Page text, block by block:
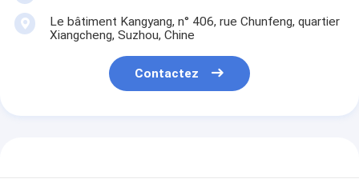
Le bâtiment Kangyang, n° 406, rue Chunfeng, quartier
Xiangcheng, Suzhou, Chine
Contactez